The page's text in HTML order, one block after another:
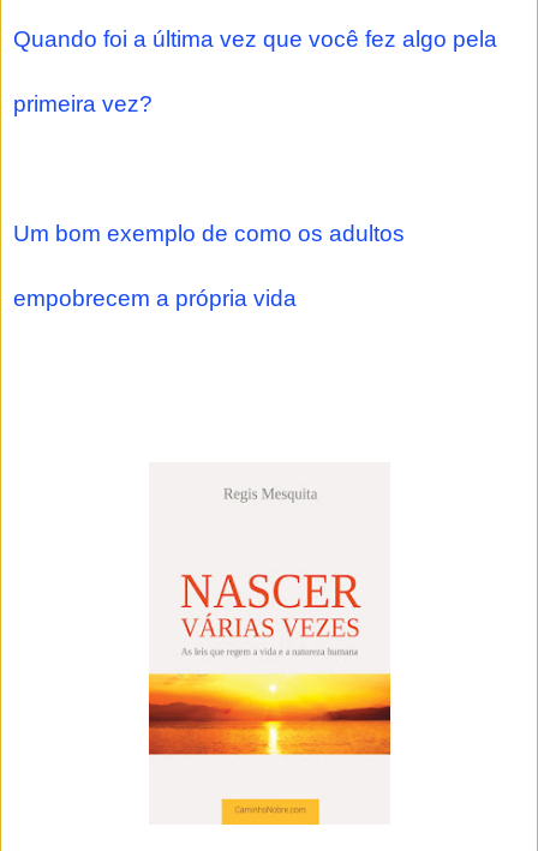
Quando foi a última vez que você fez algo pela
primeira vez?
Um bom exemplo de como os adultos
empobrecem a própria vida